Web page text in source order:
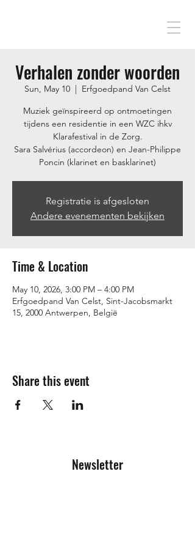
Verhalen zonder woorden
Sun, May 10
  |
Erfgoedpand Van Celst
Muziek geïnspireerd op ontmoetingen
tijdens een residentie in een WZC ihkv
Klarafestival in de Zorg.
Sara Salvérius (accordeon) en Jean-Philippe
Poncin (klarinet en basklarinet)
Registratie is afgesloten
Andere evenementen bekijken
Time & Location
May 10, 2026, 3:00 PM – 4:00 PM
Erfgoedpand Van Celst, Sint-Jacobsmarkt
15, 2000 Antwerpen, België
Share this event
Newsletter